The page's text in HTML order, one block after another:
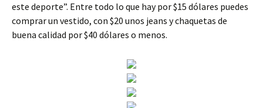
este deporte”. Entre todo lo que hay por $15 dólares puedes
comprar un vestido, con $20 unos jeans y chaquetas de
buena calidad por $40 dólares o menos.